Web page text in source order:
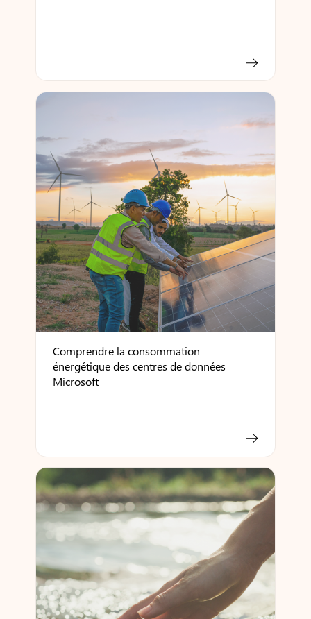
Comprendre la consommation
énergétique des centres de données
Microsoft